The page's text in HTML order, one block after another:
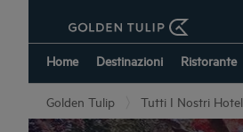
Home Destinazioni Ristorante
Golden Tulip Tutti I Nostri Hotel